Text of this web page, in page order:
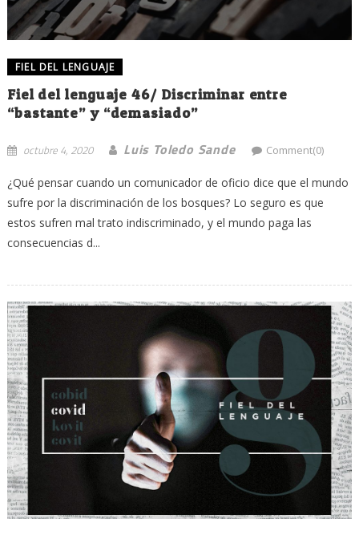
FIEL DEL LENGUAJE
Fiel del lenguaje 46/ Discriminar entre
“bastante” y “demasiado”
octubre 4, 2020 Luis Toledo Sande Comment(0)
¿Qué pensar cuando un comunicador de oficio dice que el mundo
sufre por la discriminación de los bosques? Lo seguro es que
estos sufren mal trato indiscriminado, y el mundo paga las
consecuencias d...